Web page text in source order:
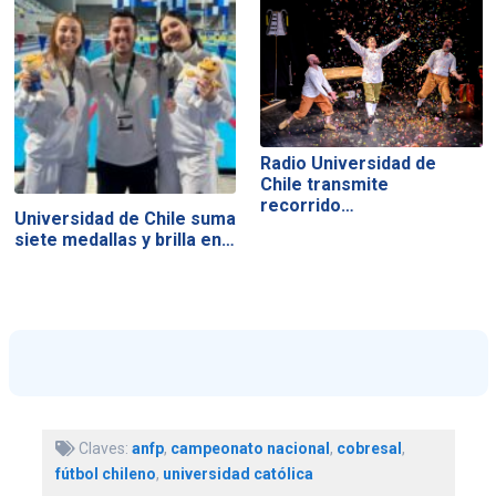
Universidad de Chile suma
siete medallas y brilla en…
Radio Universidad de
Chile transmite
recorrido…
Claves: anfp, campeonato nacional , cobresal ,
fútbol chileno, universidad católica